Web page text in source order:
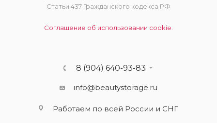
Статьи 437 Гражданского кодекса РФ
Соглашение об использовании cookie.
8 (904) 640-93-83
info@beautystorage.ru
Работаем по всей России и СНГ